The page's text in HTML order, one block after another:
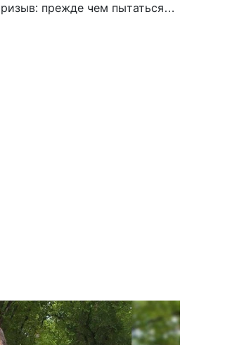
прежде чем пытаться